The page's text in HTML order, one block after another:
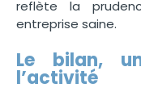
reflète la
entreprise saine.
Le bilan,
l’activité